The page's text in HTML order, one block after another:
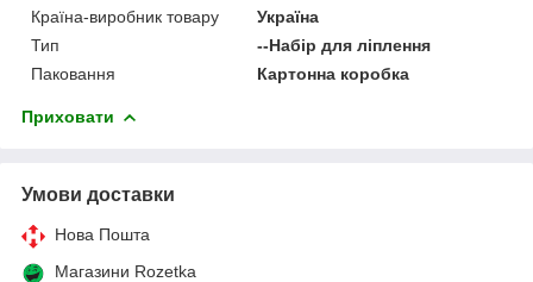
Країна-виробник товару
Україна
Тип
--Набір для ліплення
Паковання
Картонна коробка
Приховати
Умови доставки
Нова Пошта
Магазини Rozetka